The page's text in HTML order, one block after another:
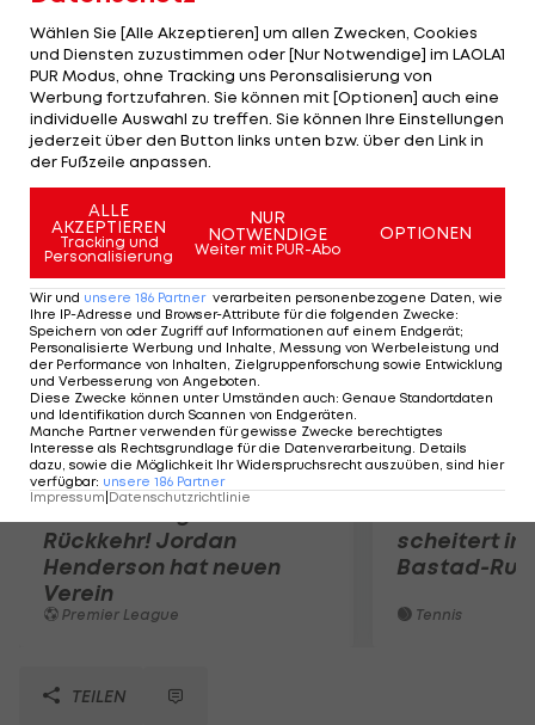
Nach 13 Jahren als Teamchef der Schweiz
heuerte Krueger 2010 als Assistant Coach bei den
Oilers an, nun wird er befördert. Edmonton
befand sich als einzige NHL-Franchise noch auf
Trainersuche.
Mehr zum Thema
Rückkehr! Jordan
Henderson hat neuen
Verein
Premier League
scheitert in
Bastad-
Tennis
TEILEN
Wählen Sie [Alle Akzeptieren] um allen Zwecken, Cookies
und Diensten zuzustimmen oder [Nur Notwendige] im LAOLA1
PUR Modus, ohne Tracking uns Peronsalisierung von
Werbung fortzufahren. Sie können mit [Optionen] auch eine
individuelle Auswahl zu treffen. Sie können Ihre Einstellungen
jederzeit über den Button links unten bzw. über den Link in
der Fußzeile anpassen.
ALLE
AKZEPTIEREN
Tracking und
Personalisierung
NUR
NOTWENDIGE
Weiter mit PUR-Abo
OPTIONEN
Wir und unsere 186 Partner verarbeiten personenbezogene Daten, wie
Ihre IP-Adresse und Browser-Attribute für die folgenden Zwecke:
Speichern von oder Zugriff auf Informationen auf einem Endgerät;
Personalisierte Werbung und Inhalte, Messung von Werbeleistung und
der Performance von Inhalten, Zielgruppenforschung sowie Entwicklung
und Verbesserung von Angeboten.
Diese Zwecke können unter Umständen auch: Genaue Standortdaten
und Identifikation durch Scannen von Endgeräten.
Manche Partner verwenden für gewisse Zwecke berechtigtes
Interesse als Rechtsgrundlage für die Datenverarbeitung. Details
dazu, sowie die Möglichkeit Ihr Widerspruchsrecht auszuüben, sind hier
verfügbar: unsere 186 Partner
Impressum Datenschutzrichtlinie